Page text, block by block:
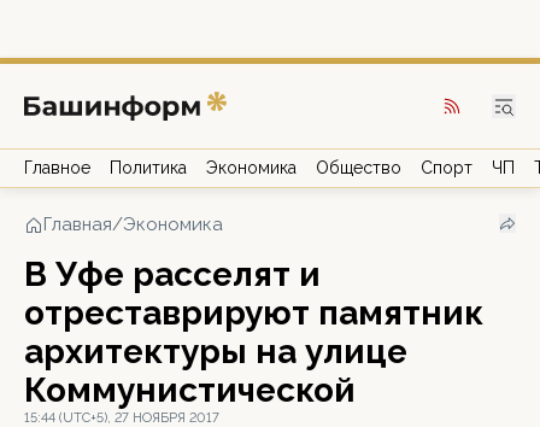
Главное Политика Экономика Общество Спорт ЧП
Главная/Экономика
В Уфе расселят и
отреставрируют памятник
архитектуры на улице
Коммунистической
15:44 (UTC+5), 27 НОЯБРЯ 2017